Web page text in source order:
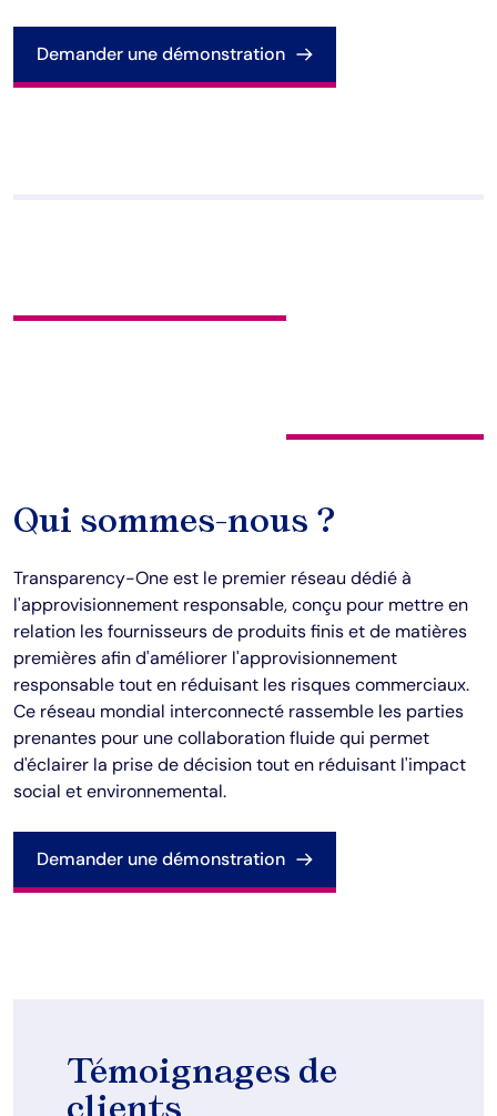
Demander une démonstration
Qui sommes-nous ?
Transparency-One est le premier réseau dédié à
l'approvisionnement responsable, conçu pour mettre en
relation les fournisseurs de produits finis et de matières
premières afin d'améliorer l'approvisionnement
responsable tout en réduisant les risques commerciaux.
Ce réseau mondial interconnecté rassemble les parties
prenantes pour une collaboration fluide qui permet
d'éclairer la prise de décision tout en réduisant l'impact
social et environnemental.
Demander une démonstration
Témoignages de
clients